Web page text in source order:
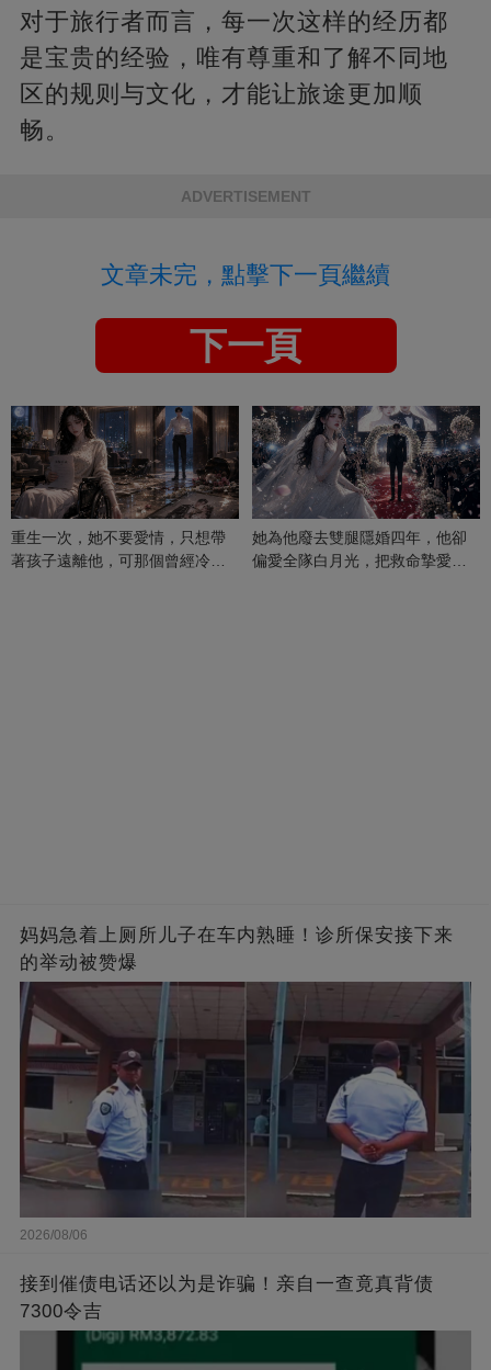
对于旅行者而言，每一次这样的经历都
是宝贵的经验，唯有尊重和了解不同地
区的规则与文化，才能让旅途更加顺
畅。
ADVERTISEMENT
文章未完，點擊下一頁繼續
下一頁
重生一次，她不要愛情，只想帶
著孩子遠離他，可那個曾經冷漠
她為他廢去雙腿隱婚四年，他卻
偏愛全隊白月光，把救命摯愛當
妈妈急着上厕所儿子在车内熟睡！诊所保安接下来
的举动被赞爆
2026/08/06
接到催债电话还以为是诈骗！亲自一查竟真背债
7300令吉